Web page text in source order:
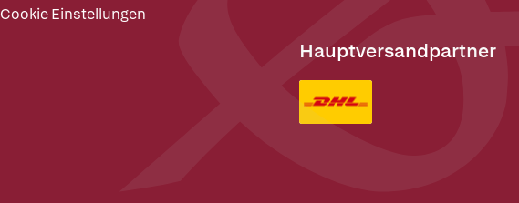
Cookie Einstellungen
Hauptversandpartner